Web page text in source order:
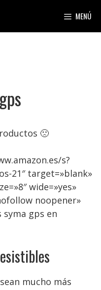
MENÚ
🙁
s?
21″ target=»blank»
wide=»yes»
noopener»
syma gps en
mucho más